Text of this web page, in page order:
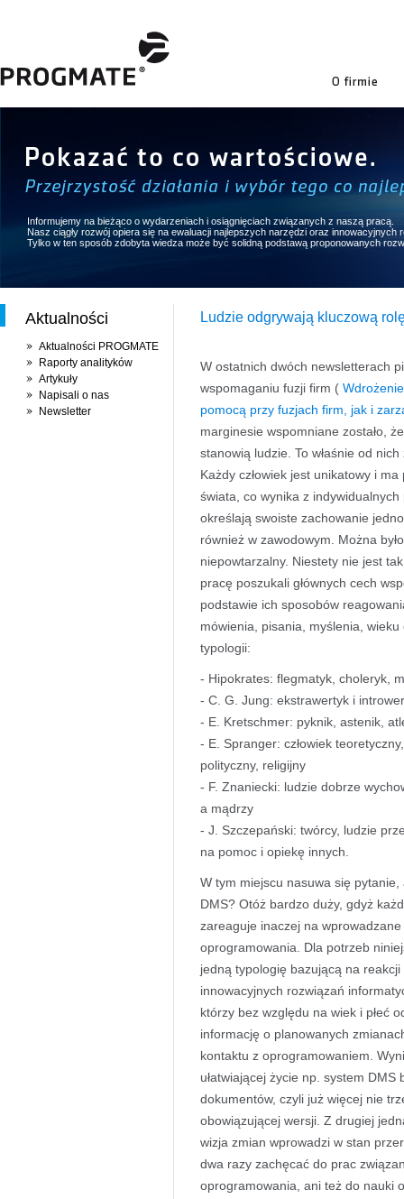
Informujemy na bieżąco o wydarzeniach i osiągnięciach związanych z naszą pracą.
Nasz ciągły rozwój opiera się na ewaluacji najlepszych narzędzi oraz innowacyjnych
Tylko w ten sposób zdobyta wiedza może być solidną podstawą proponowanych
Aktualności
Aktualności PROGMATE
Raporty analityków
Artykuły
Napisali o nas
Newsletter
Ludzie odgrywają kluczową
W ostatnich dwóch newsletterach
wspomaganiu fuzji firm (
pomocą przy fuzjach firm, jak i
marginesie wspomniane zostało,
stanowią ludzie. To właśnie od
Każdy człowiek jest unikatowy i
świata, co wynika z
określają swoiste zachowanie
również w zawodowym. Można
niepowtarzalny. Niestety nie jest
pracę poszukali głównych cech
podstawie ich sposobów
mówienia, pisania, myślenia, wieku
typologii:
- Hipokrates: flegmatyk, choleryk,
- C. G. Jung: ekstrawertyk i
- E. Kretschmer: pyknik, astenik,
- E. Spranger: człowiek
polityczny, religijny
- F. Znaniecki: ludzie dobrze
a mądrzy
- J. Szczepański: twórcy, ludzie
na pomoc i opiekę innych.
W tym miejscu nasuwa się
DMS? Otóż bardzo duży, gdyż
zareaguje inaczej na
oprogramowania. Dla potrzeb
jedną typologię bazującą na
innowacyjnych rozwiązań
którzy bez względu na wiek i płeć
informację o planowanych
kontaktu z oprogramowaniem.
ułatwiającej życie np. system DMS
dokumentów, czyli już więcej nie
obowiązującej wersji. Z drugiej
wizja zmian wprowadzi w stan
dwa razy zachęcać do prac
oprogramowania, ani też do nauki